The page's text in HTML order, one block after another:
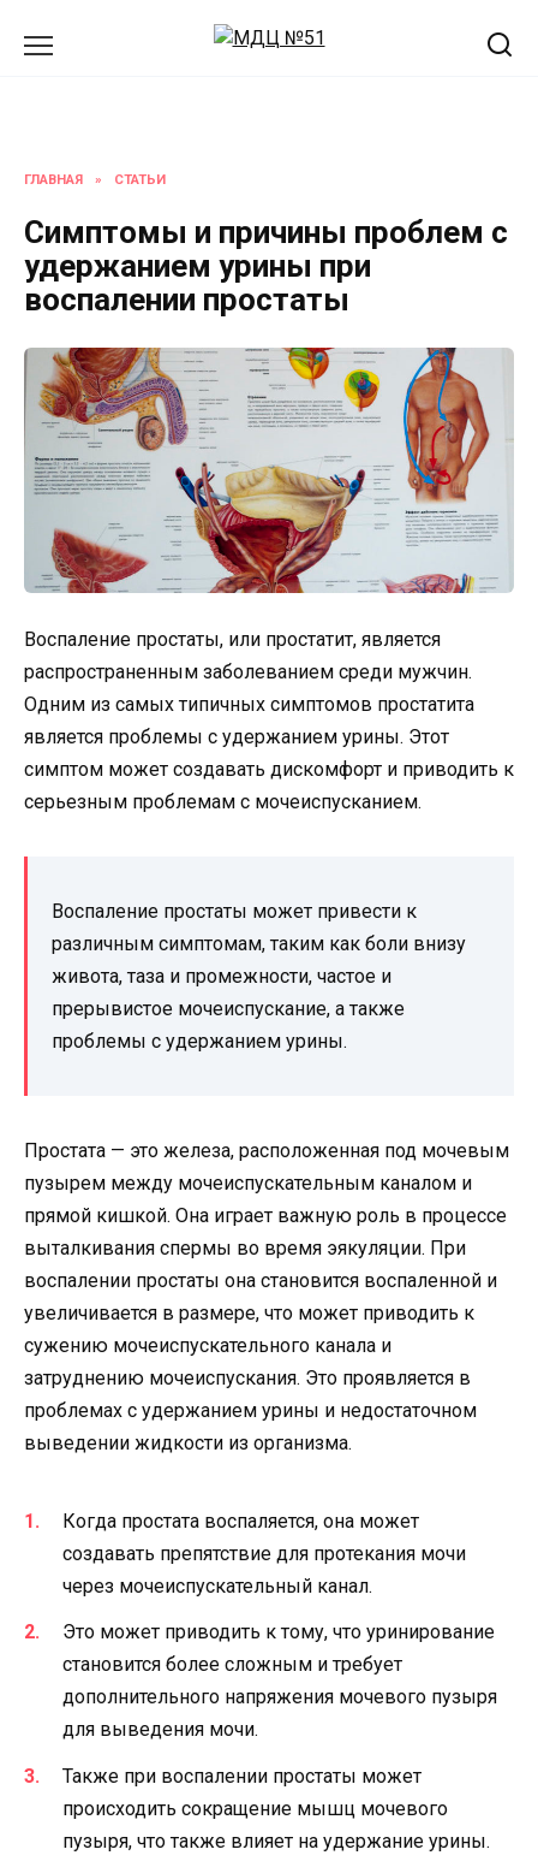
ГЛАВНАЯ » СТАТЬИ
Симптомы и причины проблем с
удержанием урины при
воспалении простаты
Воспаление простаты, или простатит, является
распространенным заболеванием среди мужчин.
Одним из самых типичных симптомов простатита
является проблемы с удержанием урины. Этот
симптом может создавать дискомфорт и приводить к
серьезным проблемам с мочеиспусканием.
Воспаление простаты может привести к
различным симптомам, таким как боли внизу
живота, таза и промежности, частое и
прерывистое мочеиспускание, а также
проблемы с удержанием урины.
Простата — это железа, расположенная под мочевым
пузырем между мочеиспускательным каналом и
прямой кишкой. Она играет важную роль в процессе
выталкивания спермы во время эякуляции. При
воспалении простаты она становится воспаленной и
увеличивается в размере, что может приводить к
сужению мочеиспускательного канала и
затруднению мочеиспускания. Это проявляется в
проблемах с удержанием урины и недостаточном
выведении жидкости из организма.
Когда простата воспаляется, она может
создавать препятствие для протекания мочи
через мочеиспускательный канал.
Это может приводить к тому, что уринирование
становится более сложным и требует
дополнительного напряжения мочевого пузыря
для выведения мочи.
Также при воспалении простаты может
происходить сокращение мышц мочевого
пузыря, что также влияет на удержание урины.